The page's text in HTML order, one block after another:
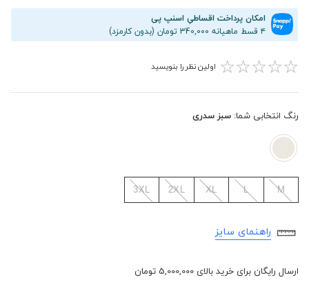
امکان پرداخت اقساطیِ اسنپ پی
۴ قسط ماهیانه 340,000 تومان (بدون کارمزد)
☆
☆
☆
☆
☆ اولین نظر را بنویسید
رنگ انتخابی شما: سبز سدری
M
L
XL
2XL
3XL
راهنمای سایز
ارسال رایگان برای خرید بالای 5,000,000 تومان